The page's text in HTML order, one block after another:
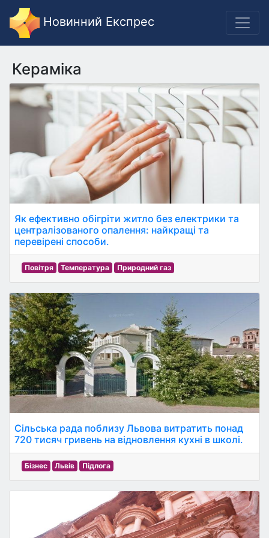
Новинний Експрес
Кераміка
Як ефективно обігріти житло без електрики та
централізованого опалення: найкращі та
перевірені способи.
Повітря Температура Природний газ
Сільська рада поблизу Львова витратить понад
720 тисяч гривень на відновлення кухні в школі.
Бізнес Львів Підлога